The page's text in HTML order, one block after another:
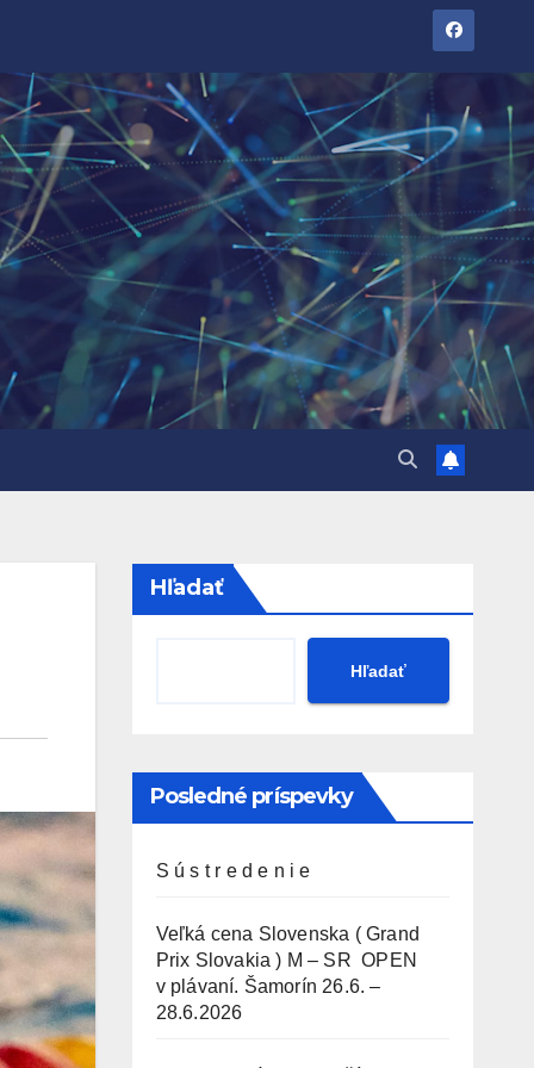
Hľadať
Hľadať
Posledné príspevky
S ú s t r e d e n i e
Veľká cena Slovenska ( Grand
Prix Slovakia ) M – SR OPEN
v plávaní. Šamorín 26.6. –
28.6.2026